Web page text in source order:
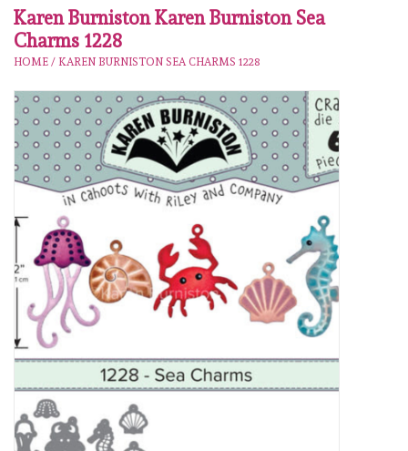
Workshops
Onze Merken
Stempels
Stempelinkt
Stempelaccesoires
Papier (blokjes) &
Embellishments
Karen Burniston Karen Burniston Sea
Charms 1228
HOME / KAREN BURNISTON SEA CHARMS 1228